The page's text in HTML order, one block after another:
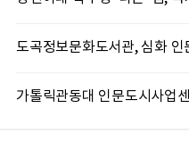
도곡정보문화도서관, 심화